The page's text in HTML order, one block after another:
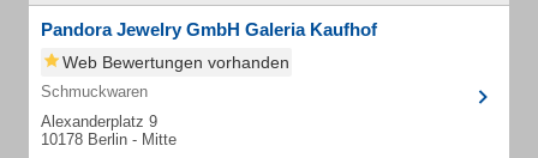
Pandora Jewelry GmbH Galeria Kaufhof
Web Bewertungen vorhanden
Schmuckwaren
Alexanderplatz 9
10178 Berlin - Mitte